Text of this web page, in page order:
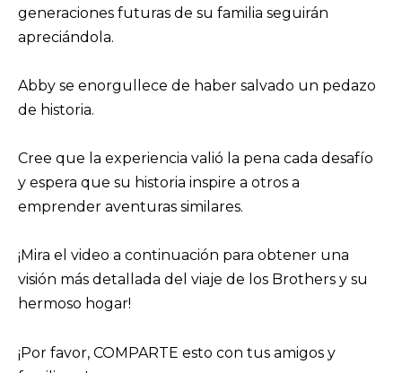
generaciones futuras de su familia seguirán
apreciándola.
Abby se enorgullece de haber salvado un pedazo
de historia.
Cree que la experiencia valió la pena cada desafío
y espera que su historia inspire a otros a
emprender aventuras similares.
¡Mira el video a continuación para obtener una
visión más detallada del viaje de los Brothers y su
hermoso hogar!
¡Por favor, COMPARTE esto con tus amigos y